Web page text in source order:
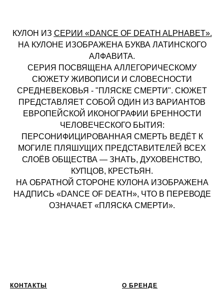
КУЛОН ИЗ СЕРИИ «DANCE OF DEATH ALPHABET».
НА КУЛОНЕ ИЗОБРАЖЕНА БУКВА ЛАТИНСКОГО
АЛФАВИТА.
СЕРИЯ ПОСВЯЩЕНА АЛЛЕГОРИЧЕСКОМУ
СЮЖЕТУ ЖИВОПИСИ И СЛОВЕСНОСТИ
СРЕДНЕВЕКОВЬЯ - "ПЛЯСКЕ СМЕРТИ". СЮЖЕТ
ПРЕДСТАВЛЯЕТ СОБОЙ ОДИН ИЗ ВАРИАНТОВ
ЕВРОПЕЙСКОЙ ИКОНОГРАФИИ БРЕННОСТИ
ЧЕЛОВЕЧЕСКОГО БЫТИЯ:
ПЕРСОНИФИЦИРОВАННАЯ СМЕРТЬ ВЕДЁТ К
МОГИЛЕ ПЛЯШУЩИХ ПРЕДСТАВИТЕЛЕЙ ВСЕХ
СЛОЁВ ОБЩЕСТВА — ЗНАТЬ, ДУХОВЕНСТВО,
КУПЦОВ, КРЕСТЬЯН.
НА ОБРАТНОЙ СТОРОНЕ КУЛОНА ИЗОБРАЖЕНА
НАДПИСЬ «DANCE OF DEATH», ЧТО В ПЕРЕВОДЕ
ОЗНАЧАЕТ «ПЛЯСКА СМЕРТИ».
КОНТАКТЫ О БРЕНДЕ